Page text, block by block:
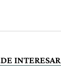
INTERESAR